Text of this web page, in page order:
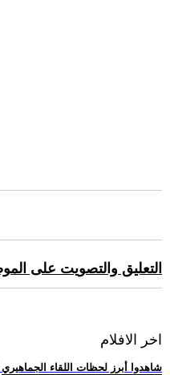
التعليق والتصويت على
اخر الافلام
.. شاهدوا أبرز لحظات اللقاء